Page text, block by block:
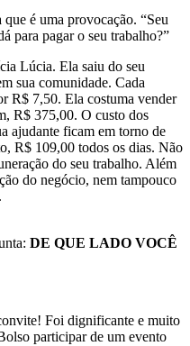
é uma provocação. “Seu
para pagar o seu trabalho?”
Lúcia. Ela saiu do seu
sua comunidade. Cada
R$ 7,50. Ela costuma vender
R$ 375,00. O custo dos
ajudante ficam em torno de
R$ 109,00 todos os dias. Não
do seu trabalho. Além
do negócio, nem tampouco
DE QUE LADO VOCÊ
Foi dignificante e muito
participar de um evento